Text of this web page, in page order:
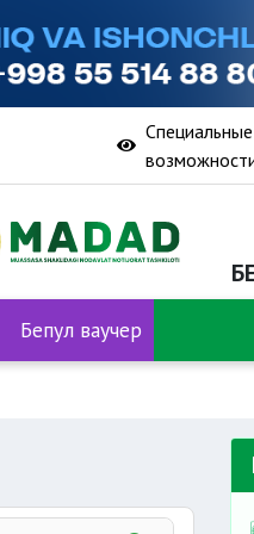
Специальные
Бепул ваучер